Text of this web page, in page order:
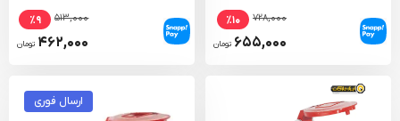
۷۲۸,۰۰۰ ٪۱۰
۶۵۵,۰۰۰ تومان
۵۱۳,۰۰۰ ٪۹
۴۶۲,۰۰۰ تومان
ارسال فوری